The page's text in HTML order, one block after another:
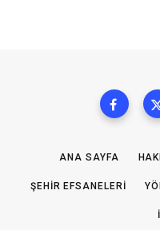
ANA SAYFA
ŞEHIR EFSANELERI